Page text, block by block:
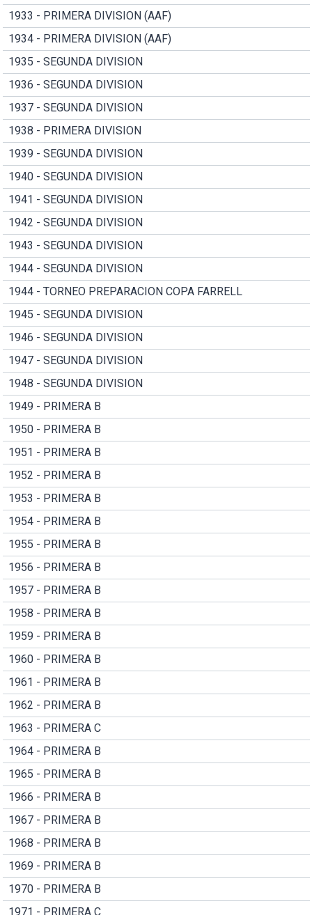
1933 - PRIMERA DIVISION (AAF)
1934 - PRIMERA DIVISION (AAF)
1935 - SEGUNDA DIVISION
1936 - SEGUNDA DIVISION
1937 - SEGUNDA DIVISION
1938 - PRIMERA DIVISION
1939 - SEGUNDA DIVISION
1940 - SEGUNDA DIVISION
1941 - SEGUNDA DIVISION
1942 - SEGUNDA DIVISION
1943 - SEGUNDA DIVISION
1944 - SEGUNDA DIVISION
1944 - TORNEO PREPARACION COPA FARRELL
1945 - SEGUNDA DIVISION
1946 - SEGUNDA DIVISION
1947 - SEGUNDA DIVISION
1948 - SEGUNDA DIVISION
1949 - PRIMERA B
1950 - PRIMERA B
1951 - PRIMERA B
1952 - PRIMERA B
1953 - PRIMERA B
1954 - PRIMERA B
1955 - PRIMERA B
1956 - PRIMERA B
1957 - PRIMERA B
1958 - PRIMERA B
1959 - PRIMERA B
1960 - PRIMERA B
1961 - PRIMERA B
1962 - PRIMERA B
1963 - PRIMERA C
1964 - PRIMERA B
1965 - PRIMERA B
1966 - PRIMERA B
1967 - PRIMERA B
1968 - PRIMERA B
1969 - PRIMERA B
1970 - PRIMERA B
1971 - PRIMERA C